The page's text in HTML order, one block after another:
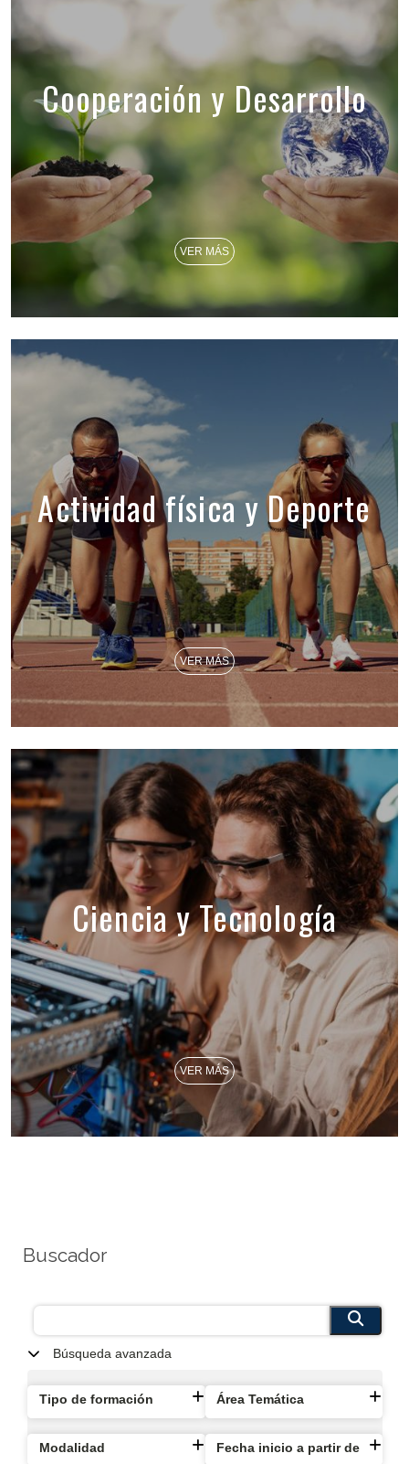
Cooperación y Desarrollo
VER MÁS
Actividad física y Deporte
VER MÁS
Ciencia y Tecnología
VER MÁS
Buscador
Búsqueda avanzada
Tipo de formación Área Temática
Modalidad Fecha inicio a partir de